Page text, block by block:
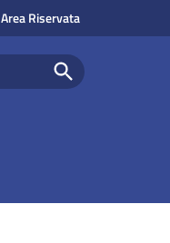
Area Riservata